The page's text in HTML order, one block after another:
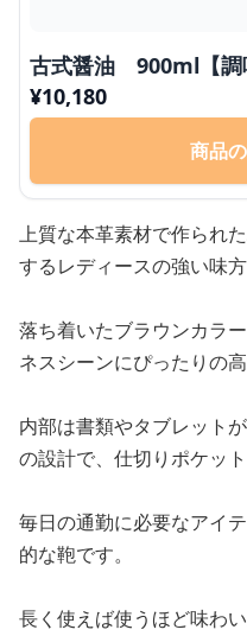
古式醤油 900ml【調
¥10,180
商品
上質な本革素材で作られ
するレディースの強い味方
落ち着いたブラウンカラ
ネスシーンにぴったりの
内部は書類やタブレット
の設計で、仕切りポケット
毎日の通勤に必要なアイ
的な鞄です。
長く使えば使うほど味わ